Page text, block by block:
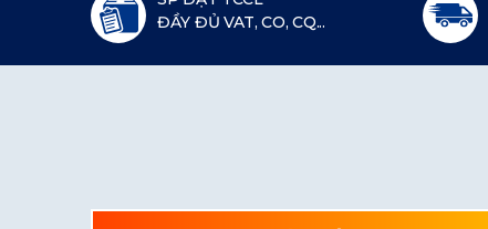
ĐẦY ĐỦ VAT, CO, CQ...